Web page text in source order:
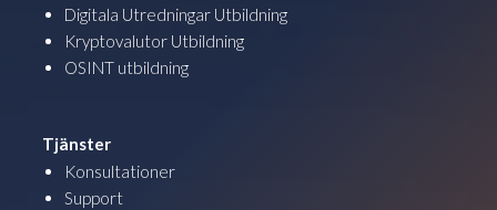
Digitala Utredningar Utbildning
Kryptovalutor Utbildning
OSINT utbildning
Tjänster
Konsultationer
Support